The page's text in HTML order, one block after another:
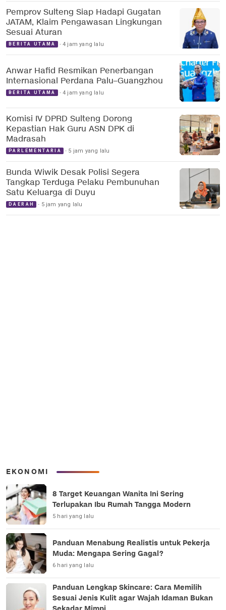
Pemprov Sulteng Siap Hadapi Gugatan
JATAM, Klaim Pengawasan Lingkungan
Sesuai Aturan
BERITA UTAMA 4 jam yang lalu
Anwar Hafid Resmikan Penerbangan
Internasional Perdana Palu–Guangzhou
BERITA UTAMA 4 jam yang lalu
Komisi IV DPRD Sulteng Dorong
Kepastian Hak Guru ASN DPK di
Madrasah
PARLEMENTARIA 5 jam yang lalu
Bunda Wiwik Desak Polisi Segera
Tangkap Terduga Pelaku Pembunuhan
Satu Keluarga di Duyu
DAERAH 5 jam yang lalu
EKONOMI
8 Target Keuangan Wanita Ini Sering
Terlupakan Ibu Rumah Tangga Modern
5 hari yang lalu
Panduan Menabung Realistis untuk Pekerja
Muda: Mengapa Sering Gagal?
6 hari yang lalu
Panduan Lengkap Skincare: Cara Memilih
Sesuai Jenis Kulit agar Wajah Idaman Bukan